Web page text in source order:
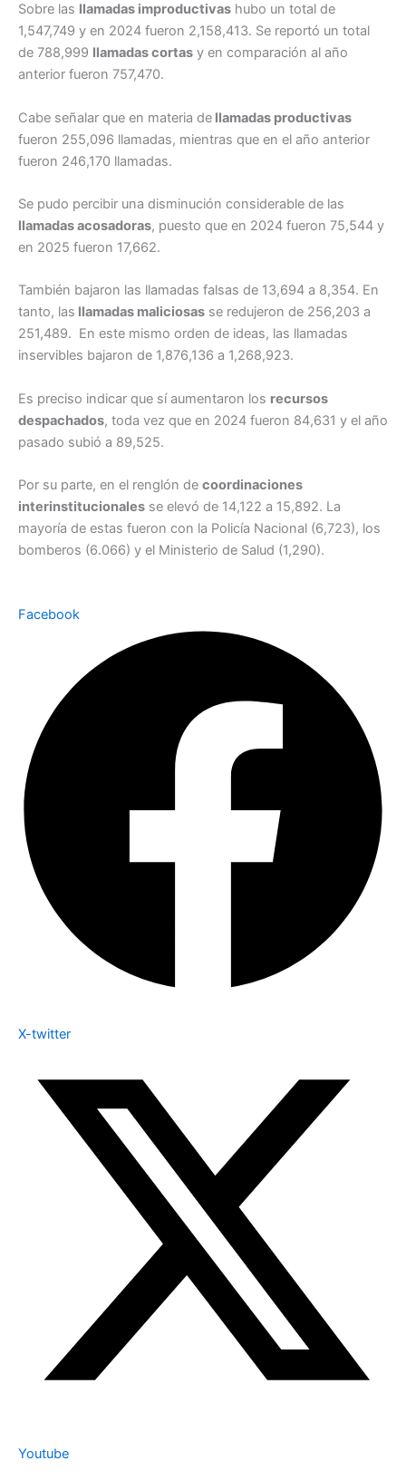
Sobre las llamadas improductivas hubo un total de
1,547,749 y en 2024 fueron 2,158,413. Se reportó un total
de 788,999 llamadas cortas y en comparación al año
anterior fueron 757,470.
Cabe señalar que en materia de llamadas productivas
fueron 255,096 llamadas, mientras que en el año anterior
fueron 246,170 llamadas.
Se pudo percibir una disminución considerable de las
llamadas acosadoras, puesto que en 2024 fueron 75,544 y
en 2025 fueron 17,662.
También bajaron las llamadas falsas de 13,694 a 8,354. En
tanto, las llamadas maliciosas se redujeron de 256,203 a
251,489. En este mismo orden de ideas, las llamadas
inservibles bajaron de 1,876,136 a 1,268,923.
Es preciso indicar que sí aumentaron los recursos
despachados, toda vez que en 2024 fueron 84,631 y el año
pasado subió a 89,525.
Por su parte, en el renglón de coordinaciones
interinstitucionales se elevó de 14,122 a 15,892. La
mayoría de estas fueron con la Policía Nacional (6,723), los
bomberos (6.066) y el Ministerio de Salud (1,290).
Facebook
X-twitter
Youtube